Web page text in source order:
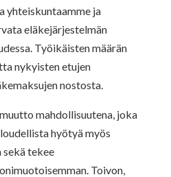
yhteiskuntaamme ja
eläkejärjestelmän
Työikäisten määrän
nykyisten etujen
nostosta.
mahdollisuutena, joka
hyötyä myös
tekee
Toivon,